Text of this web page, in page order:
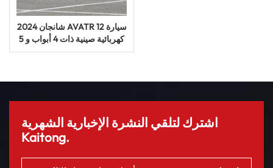
2024 شانجان AVATR 12 سيارة
كهربائية صينية ذات 4 أبواب و 5
مقاعد
اشترك لتلقي النشرة الإخبارية الشهرية
Kaitong.